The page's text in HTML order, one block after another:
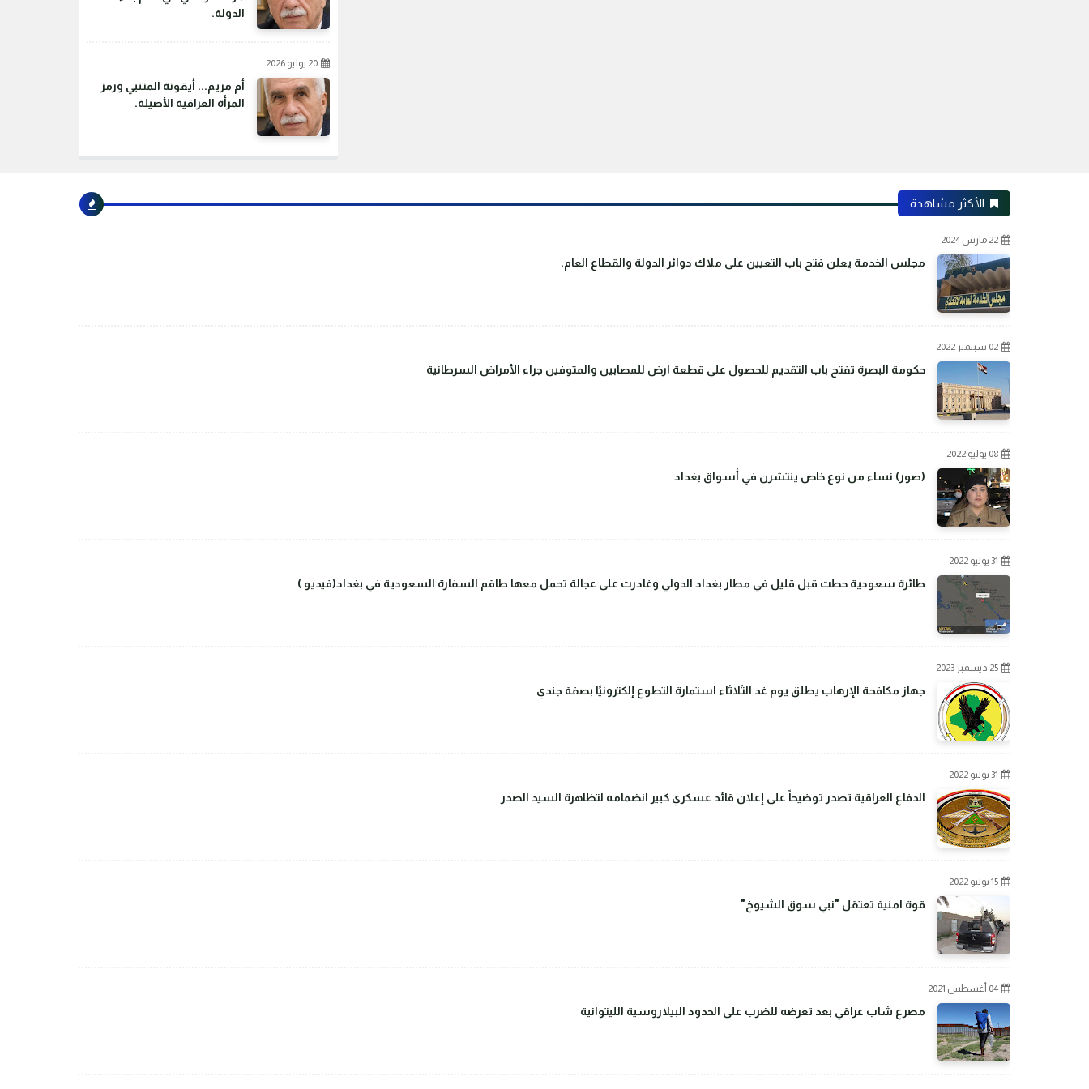
الدولة.
20 يوليو 2026
أم مريم... أيقونة المتنبي ورمز
المرأة العراقية الأصيلة.
الأكثر مشاهدة
22 مارس 2024
مجلس الخدمة يعلن فتح باب التعيين على ملاك دوائر الدولة والقطاع العام.
02 سبتمبر 2022
حكومة البصرة تفتح باب التقديم للحصول على قطعة ارض للمصابين والمتوفين جراء الأمراض السرطانية
08 يوليو 2022
(صور) نساء من نوع خاص ينتشرن في أسواق بغداد
31 يوليو 2022
طائرة سعودية حطت قبل قليل في مطار بغداد الدولي وغادرت على عجالة تحمل معها طاقم السفارة السعودية في بغداد(فيديو )
25 ديسمبر 2023
جهاز مكافحة الإرهاب يطلق يوم غد الثلاثاء استمارة التطوع إلكترونيًا بصفة جندي
31 يوليو 2022
الدفاع العراقية تصدر توضيحاً على إعلان قائد عسكري كبير انضمامه لتظاهرة السيد الصدر
15 يوليو 2022
قوة امنية تعتقل "نبي سوق الشيوخ"
04 أغسطس 2021
مصرع شاب عراقي بعد تعرضه للضرب على الحدود البيلاروسية الليتوانية